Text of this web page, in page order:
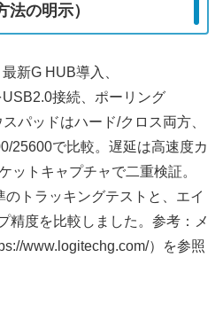
の明示）
新G HUB導入、
接続、ポーリング
パッドはハード/クロス両方、
25600で比較。遅延は高速度カ
ットキャプチャで二重検証。
トラッキングテストと、エイ
精度を比較しました。参考：メ
www.logitechg.com/）を参照